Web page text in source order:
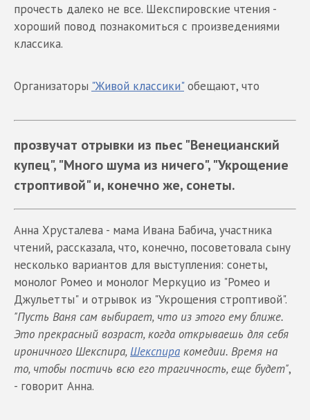
прочесть далеко не все. Шекспировские чтения -
хороший повод познакомиться с произведениями
классика.
Организаторы "Живой классики"обещают, что
прозвучат отрывки из пьес "Венецианский
купец", "Много шума из ничего", "Укрощение
строптивой" и, конечно же, сонеты.
Анна Хрусталева - мама Ивана Бабича, участника
чтений, рассказала, что, конечно, посоветовала сыну
несколько вариантов для выступления: сонеты,
монолог Ромео и монолог Меркуцио из "Ромео и
Джульетты" и отрывок из "Укрощения строптивой".
"Пусть Ваня сам выбирает, что из этого ему ближе.
Это прекрасный возраст, когда открываешь для себя
ироничного Шекспира,Шекспира комедии. Время на
то, чтобы постичь всю его трагичность, еще будет",
- говорит Анна.